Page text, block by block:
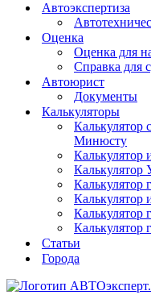
Автоэкспертиза
Оценка
Оценка для
Справка для
Автоюрист
Документы
Калькуляторы
Калькулятор
Минюсту
Калькулятор
Калькулятор
Калькулятор
Калькулятор
Калькулятор
Статьи
Города